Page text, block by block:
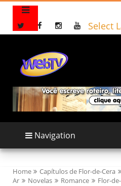
Select
Navigation
Home Capítulos de Flor-de-Cera
Ar
Novelas Romance Flor-